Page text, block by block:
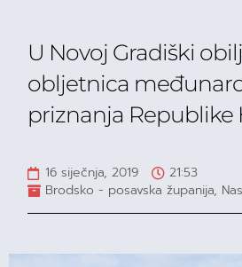
U Novoj Gradiški
obljetnica
priznanja Republike
16 siječnja, 2019
21:53
Brodsko - posavska županija,